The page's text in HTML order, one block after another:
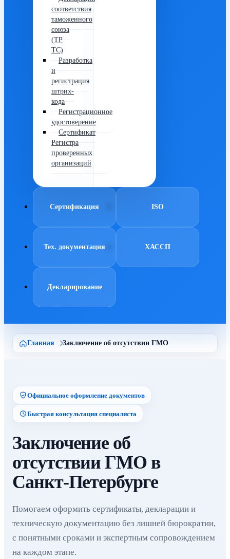
соответствия
таможенного
союза
(ТР
ТС)
Разработка
и
регистрация
штрих-
кода
Регистрационное
удостоверение
Сертификат
Регистра
проверенных
организаций
Сертификация ISO
Тех. документация ХАССП
Декларирование
Главная Заключение об отсутствии ГМО
Официальное оформление документов
Быстрая консультация специалиста
Заключение об
отсутствии ГМО в
Санкт-Петербурге
Помогаем оформить сертификаты, декларации и
техническую документацию без лишней бюрократии,
с понятными сроками и экспертным сопровождением
на каждом этапе.